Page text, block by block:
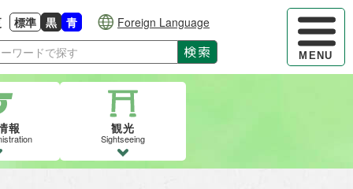
ハンバー
MENU
きさに戻す
標準
背景色の変更：白
黒
背景色の変更：黒
青
背景色の変更：青
Foreign Language
検索
報 観光
Sightseeing